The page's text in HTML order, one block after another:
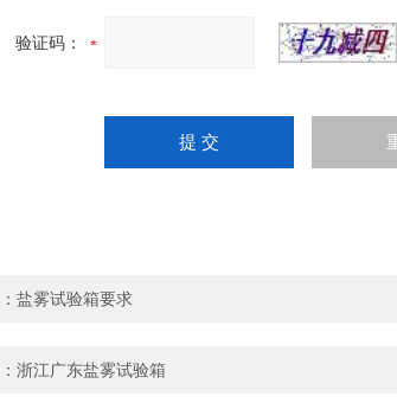
验证码：
盐雾试验箱要求
浙江广东盐雾试验箱